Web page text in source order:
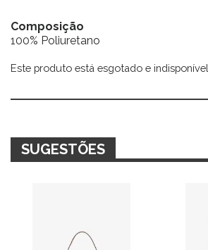
Composição
100% Poliuretano
Este produto está esgotado e indisponível.
Alternative:
SUGESTÕES